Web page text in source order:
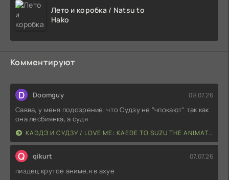
Лето и коробка / Natsu to
Hako
Комментируют
D Doomguy 09.07.26
Савва, у меня подозрение, что Судзу не "чпокают" так как
она лесбиянка, а судя
КАЭДЭ И СУДЗУ / LOVE ME: KAEDE TO SUZU THE ANIMATION
Q qikurt 07.07.26
пиздец крутое аниме,я в ахуе